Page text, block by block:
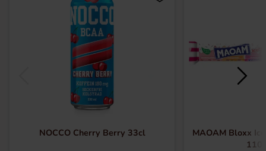
NOCCO Cherry Berry 33cl
MAOAM Bloxx